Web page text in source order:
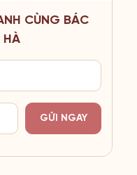
CÙNG BÁC
HÀ
GỬI NGAY